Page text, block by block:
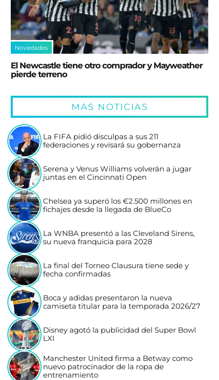
Novedades
El Newcastle tiene otro comprador y Mayweather
pierde terreno
MÁS NOTICIAS
La FIFA pidió disculpas a sus 211
federaciones y revisará su gobernanza
Serena y Venus Williams volverán a jugar
juntas en el Cincinnati Open
Chelsea ya superó los €2.500 millones en
fichajes desde la llegada de BlueCo
La WNBA presentó a las Cleveland Sirens,
su nueva franquicia para 2028
La final del Torneo Clausura tiene sede y
fecha confirmadas
Boca y adidas presentaron la nueva
camiseta titular para la temporada 2026/27
Disney agotó la publicidad del Super Bowl
LXI
Manchester United firma a Betway como
nuevo patrocinador de la ropa de
entrenamiento